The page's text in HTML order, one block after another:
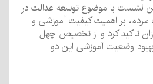
نشست با موضوع توسعه عدالت در
بر اهمیت کیفیت آموزشی و
تاکید کرد و از تخصیص چهل
بهبود وضعیت آموزشی این دو